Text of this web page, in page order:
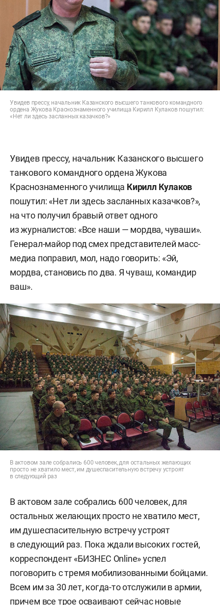
Увидев прессу, начальник Казанского высшего танкового командного
ордена Жукова Краснознаменного училища Кирилл Кулаков пошутил:
«Нет ли здесь засланных казачков?»
Увидев прессу, начальник Казанского высшего
танкового командного ордена Жукова
Краснознаменного училища Кирилл Кулаков
пошутил: «Нет ли здесь засланных казачков?»,
на что получил бравый ответ одного
из журналистов: «Все наши — мордва, чуваши».
Генерал-майор под смех представителей масс-
медиа поправил, мол, надо говорить: «Эй,
мордва, становись по два. Я чуваш, командир
ваш».
В актовом зале собрались 600 человек, для остальных желающих
просто не хватило мест, им душеспасительную встречу устроят
в следующий раз
В актовом зале собрались 600 человек, для
остальных желающих просто не хватило мест,
им душеспасительную встречу устроят
в следующий раз. Пока ждали высоких гостей,
корреспондент «БИЗНЕС Online» успел
поговорить с тремя мобилизованными бойцами.
Всем им за 30 лет, когда-то отслужили в армии,
причем все трое осваивают сейчас новые